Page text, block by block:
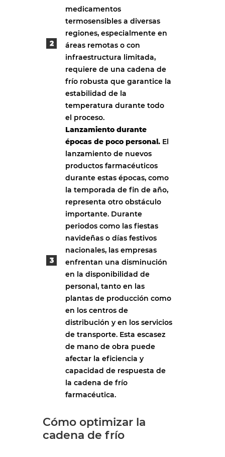
medicamentos
termosensibles a diversas
regiones, especialmente en
áreas remotas o con
infraestructura limitada,
requiere de una cadena de
frío robusta que garantice la
estabilidad de la
temperatura durante todo
el proceso.
Lanzamiento durante
épocas de poco personal. El
lanzamiento de nuevos
productos farmacéuticos
durante estas épocas, como
la temporada de fin de año,
representa otro obstáculo
importante. Durante
periodos como las fiestas
navideñas o días festivos
nacionales, las empresas
enfrentan una disminución
en la disponibilidad de
personal, tanto en las
plantas de producción como
en los centros de
distribución y en los servicios
de transporte. Esta escasez
de mano de obra puede
afectar la eficiencia y
capacidad de respuesta de
la cadena de frío
farmacéutica.
Cómo optimizar la
cadena de frío